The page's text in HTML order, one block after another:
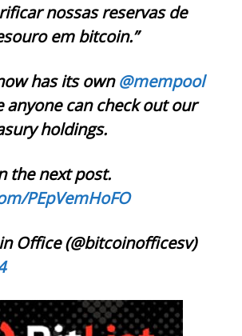
nossas reservas de
em bitcoin.”
has its own@mempool
anyone can check out our
holdings.
the next post.
PEpVemHoFO
Office (@bitcoinofficesv)